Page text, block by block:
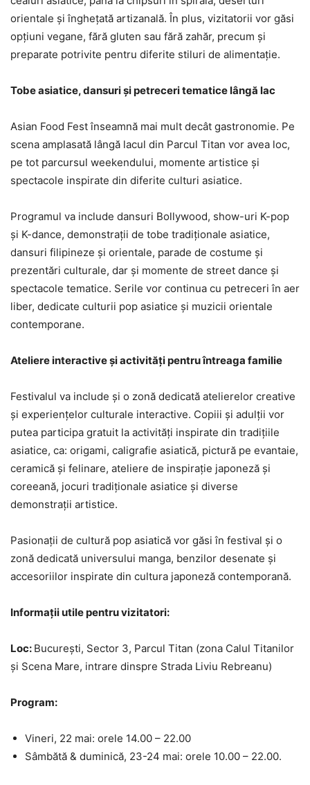
orientale și înghețată artizanală. În plus, vizitatorii vor găsi
opțiuni vegane, fără gluten sau fără zahăr, precum și
preparate potrivite pentru diferite stiluri de alimentație.
Tobe asiatice, dansuri și petreceri tematice lângă lac
Asian Food Fest înseamnă mai mult decât gastronomie. Pe
scena amplasată lângă lacul din Parcul Titan vor avea loc,
pe tot parcursul weekendului, momente artistice și
spectacole inspirate din diferite culturi asiatice.
Programul va include dansuri Bollywood, show-uri K-pop
și K-dance, demonstrații de tobe tradiționale asiatice,
dansuri filipineze și orientale, parade de costume și
prezentări culturale, dar și momente de street dance și
spectacole tematice. Serile vor continua cu petreceri în aer
liber, dedicate culturii pop asiatice și muzicii orientale
contemporane.
Ateliere interactive și activități pentru întreaga familie
Festivalul va include și o zonă dedicată atelierelor creative
și experiențelor culturale interactive. Copiii și adulții vor
putea participa gratuit la activități inspirate din tradițiile
asiatice, ca: origami, caligrafie asiatică, pictură pe evantaie,
ceramică și felinare, ateliere de inspirație japoneză și
coreeană, jocuri tradiționale asiatice și diverse
demonstrații artistice.
Pasionații de cultură pop asiatică vor găsi în festival și o
zonă dedicată universului manga, benzilor desenate și
accesoriilor inspirate din cultura japoneză contemporană.
Informații utile pentru vizitatori:
Loc: București, Sector 3, Parcul Titan (zona Calul Titanilor
și Scena Mare, intrare dinspre Strada Liviu Rebreanu)
Program:
Vineri, 22 mai: orele 14.00 – 22.00
Sâmbătă & duminică, 23-24 mai: orele 10.00 – 22.00.